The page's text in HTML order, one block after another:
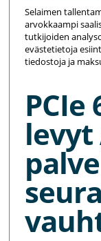
Selaimen
arvokkaampi
tutkijoiden
evästetietoja
tiedostoja ja
PCIe
levyt